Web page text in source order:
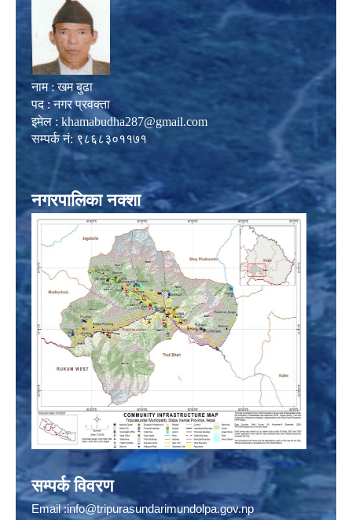
नाम : खम बुढा
पद : नगर प्रवक्ता
इमेल : khamabudha287@gmail.com
सम्पर्क नं: ९८६८३०११७१
नगरपालिका नक्शा
सम्पर्क विवरण
Email :info@tripurasundarimundolpa.gov.np